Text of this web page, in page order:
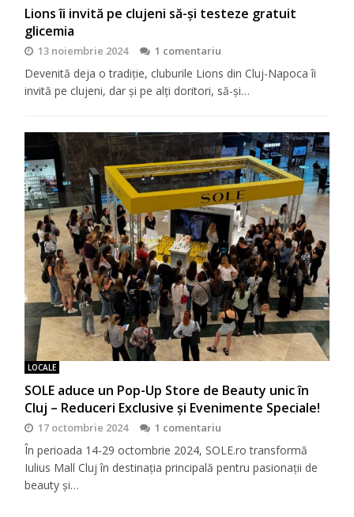
Lions îi invită pe clujeni să-şi testeze gratuit
glicemia
13 noiembrie 2024 1 comentariu
Devenită deja o tradiţie, cluburile Lions din Cluj-Napoca îi
invită pe clujeni, dar şi pe alţi doritori, să-şi…
LOCALE
SOLE aduce un Pop-Up Store de Beauty unic în
Cluj – Reduceri Exclusive și Evenimente Speciale!
17 octombrie 2024 1 comentariu
În perioada 14-29 octombrie 2024, SOLE.ro transformă
Iulius Mall Cluj în destinația principală pentru pasionații de
beauty și…